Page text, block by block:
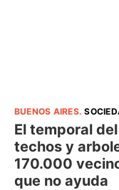
BUENOS AIRES.
El temporal
techos y
170.000
que no ayuda